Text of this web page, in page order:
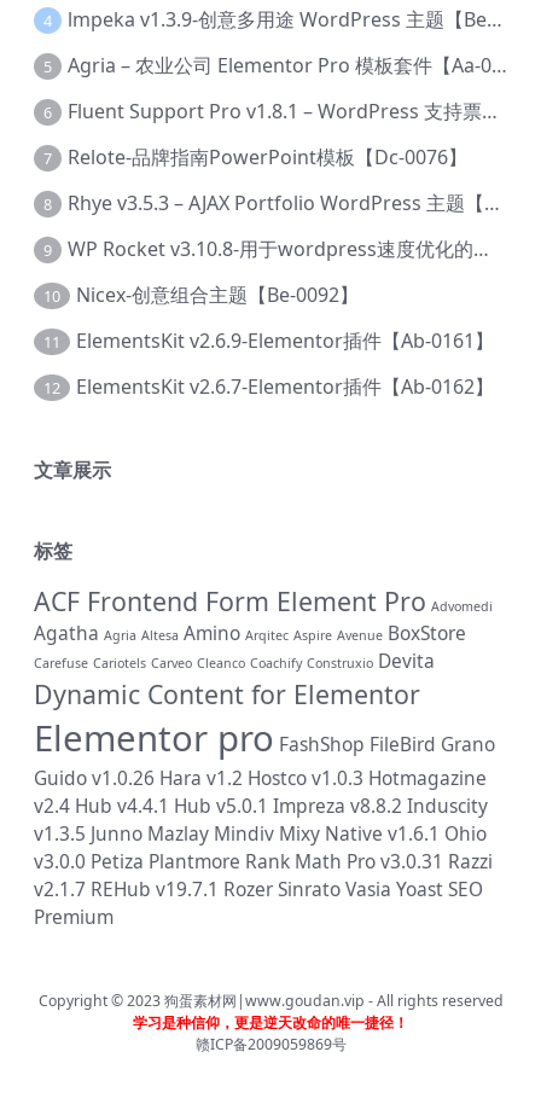
4 lmpeka v1.3.9-创意多用途 WordPress 主题【Be-0064】
5 Agria – 农业公司 Elementor Pro 模板套件【Aa-0003】
6 Fluent Support Pro v1.8.1 – WordPress 支持票务系统【Cc-0041】
7 Relote-品牌指南PowerPoint模板【Dc-0076】
8 Rhye v3.5.3 – AJAX Portfolio WordPress 主题【Bi-0049】
9 WP Rocket v3.10.8-用于wordpress速度优化的缓存加速插件【Cd-0019】
10 Nicex-创意组合主题【Be-0092】
11 ElementsKit v2.6.9-Elementor插件【Ab-0161】
12 ElementsKit v2.6.7-Elementor插件【Ab-0162】
文章展示
标签
ACF Frontend Form Element Pro Advomedi
Agatha Agria Altesa Amino Arqitec Aspire Avenue BoxStore
Carefuse Cariotels Carveo Cleanco Coachify Construxio Devita
Dynamic Content for Elementor
Elementor pro FashShop FileBird Grano
Guido v1.0.26 Hara v1.2 Hostco v1.0.3 Hotmagazine
v2.4 Hub v4.4.1 Hub v5.0.1 Impreza v8.8.2 Induscity
v1.3.5 Junno Mazlay Mindiv Mixy Native v1.6.1 Ohio
v3.0.0 Petiza Plantmore Rank Math Pro v3.0.31 Razzi
v2.1.7 REHub v19.7.1 RozerSinratoVasia Yoast SEO
Premium
Copyright © 2023狗蛋素材网|www.goudan.vip - All rights reserved
学习是种信仰，更是逆天改命的唯一捷径！
赣ICP备2009059869号